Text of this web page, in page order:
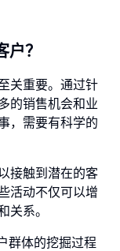
？
关重要。通过针
的销售机会和业
，需要有科学的
接触到潜在的客
活动不仅可以增
关系。
群体的挖掘过程